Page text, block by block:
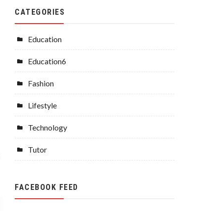
CATEGORIES
Education
Education6
Fashion
Lifestyle
Technology
Tutor
FACEBOOK FEED